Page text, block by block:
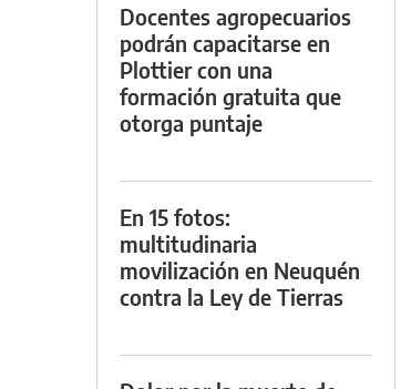
Docentes agropecuarios
podrán capacitarse en
Plottier con una
formación gratuita que
otorga puntaje
En 15 fotos:
multitudinaria
movilización en Neuquén
contra la Ley de Tierras